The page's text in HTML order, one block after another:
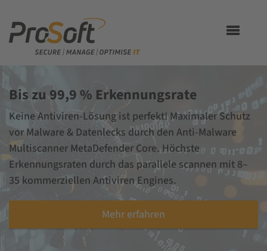
Toggle
Bis zu 99,9 % Erkennungsrate
Keine Antiviren-Lösung ist perfekt! Maximaler Schutz
vor Malware & Datenlecks durch den Anti-Malware
Multiscanner MetaDefender Core. Höchste
Erkennungsraten durch das parallele scannen mit 8–
35 kommerziellen Antiviren Engines.
Mehr erfahren